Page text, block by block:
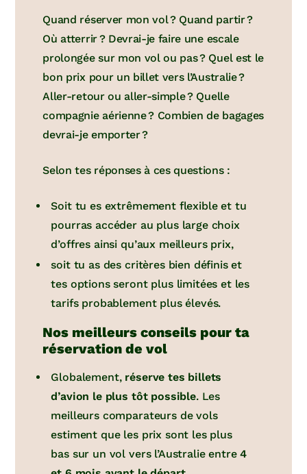
Quand réserver mon vol ? Quand partir ?
Où atterrir ? Devrai-je faire une escale
prolongée sur mon vol ou pas ? Quel est le
bon prix pour un billet vers l’Australie ?
Aller-retour ou aller-simple ? Quelle
compagnie aérienne ? Combien de bagages
devrai-je emporter ?
Selon tes réponses à ces questions :
Soit tu es extrêmement flexible et tu
pourras accéder au plus large choix
d’offres ainsi qu’aux meilleurs prix,
soit tu as des critères bien définis et
tes options seront plus limitées et les
tarifs probablement plus élevés.
Nos meilleurs conseils pour ta
réservation de vol
Globalement, réserve tes billets
d’avion le plus tôt possible. Les
meilleurs comparateurs de vols
estiment que les prix sont les plus
bas sur un vol vers l’Australie entre4